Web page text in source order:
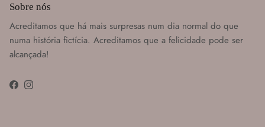
Sobre nós
Acreditamos que há mais surpresas num dia normal do que
numa história fictícia. Acreditamos que a felicidade pode ser
alcançada!
FacebookInstagram